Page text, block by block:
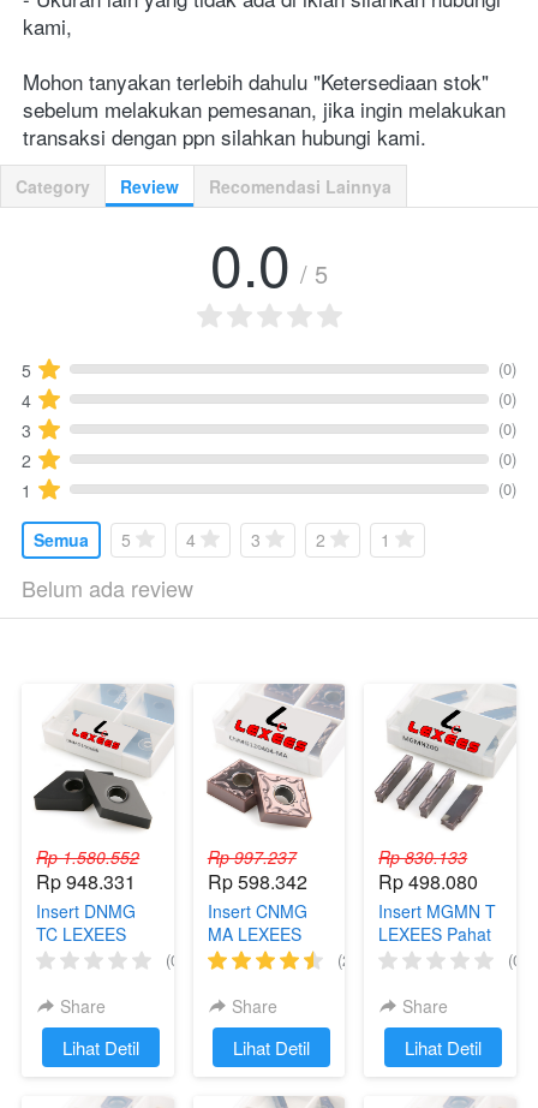
kami,
Mohon tanyakan terlebih dahulu "Ketersediaan stok"
sebelum melakukan pemesanan, jika ingin melakukan
transaksi dengan ppn silahkan hubungi kami.
Category Review Recomendasi Lainnya
0.0 / 5
5 (0)
4 (0)
3 (0)
2 (0)
1 (0)
Semua 5 4 3 2 1
Belum ada review
Rp 1.580.552
Rp 948.331
Insert DNMG
TC LEXEES
Pahat Mata
(0)
Share
`Lihat Detil
Rp 997.237
Rp 598.342
Insert CNMG
MA LEXEES
Pahat Mata
(2)
Share
`Lihat Detil
Rp 830.133
Rp 498.080
Insert MGMN T
LEXEES Pahat
Grooving Mata
Potong
(0)
Share
`Lihat Detil